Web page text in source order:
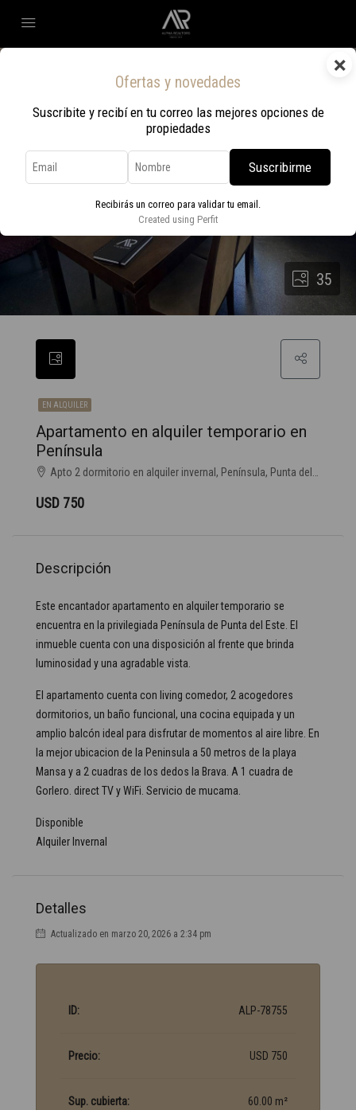
×
Ofertas y novedades
Suscribite y recibí en tu correo las mejores opciones de
propiedades
Suscribirme
Recibirás un correo para validar tu email.
Created using Perfit
35
EN ALQUILER
Apartamento en alquiler temporario en
Península
Apto 2 dormitorio en alquiler invernal, Península, Punta del Este
USD 750
Descripción
Este encantador apartamento en alquiler temporario se
encuentra en la privilegiada Península de Punta del Este. El
inmueble cuenta con una disposición al frente que brinda
luminosidad y una agradable vista.
El apartamento cuenta con living comedor, 2 acogedores
dormitorios, un baño funcional, una cocina equipada y un
amplio balcón ideal para disfrutar de momentos al aire libre. En
la mejor ubicacion de la Peninsula a 50 metros de la playa
Mansa y a 2 cuadras de los dedos la Brava. A 1 cuadra de
Gorlero. direct TV y WiFi. Servicio de mucama.
Disponible
Alquiler Invernal
Detalles
Actualizado en marzo 20, 2026 a 2:34 pm
ID: ALP-78755
Precio: USD 750
Sup. cubierta: 60.00 m²